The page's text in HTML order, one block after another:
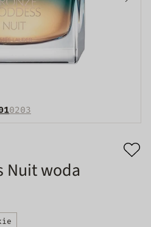
0203
Nuit woda